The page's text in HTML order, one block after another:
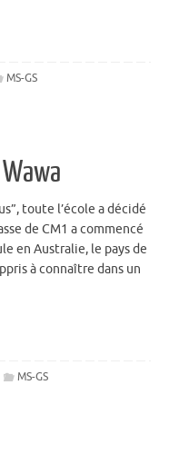
MS-GS
toute l’école a décidé
de CM1 a commencé
en Australie, le pays de
à connaître dans un
MS-GS